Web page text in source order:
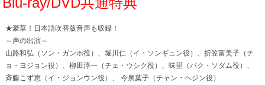
★豪華！日本語吹替版音声も収録！
～声の出演～
山路和弘（ソン・ガンホ役）、堀川仁（イ・ソンギュン役）、折笠富美子（チ
ョ・ヨジョン役）、柳田淳一（チェ・ウシク役）、味里（パク・ソダム役）、
斉藤こず恵（イ・ジョンウン役）、 今泉葉子（チャン・ヘジン役）